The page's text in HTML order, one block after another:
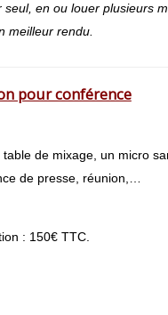
en ou louer plusieurs
meilleur rendu.
pour conférence
de mixage, un micro
de presse, réunion,…
: 150€ TTC.